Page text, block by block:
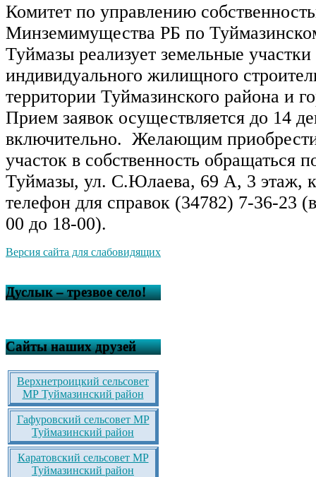
Комитет по управлению
Минземимущества РБ по
Туймазы реализует земельные участки
индивидуального жилищного
территории Туймазинского района и
Прием заявок осуществляется до 14
включительно. Желающим
участок в собственность обращаться
Туймазы, ул. С.Юлаева, 69 А, 3 этаж,
телефон для справок (34782) 7-36-23
00 до 18-00).
Версия сайта для слабовидящих
Дуслык – трезвое село!
Сайты наших друзей
Верхнетроицкий сельсовет
МР Туймазинский район
Гафуровский сельсовет МР
Туймазинский район
Каратовский сельсовет МР
Туймазинский район